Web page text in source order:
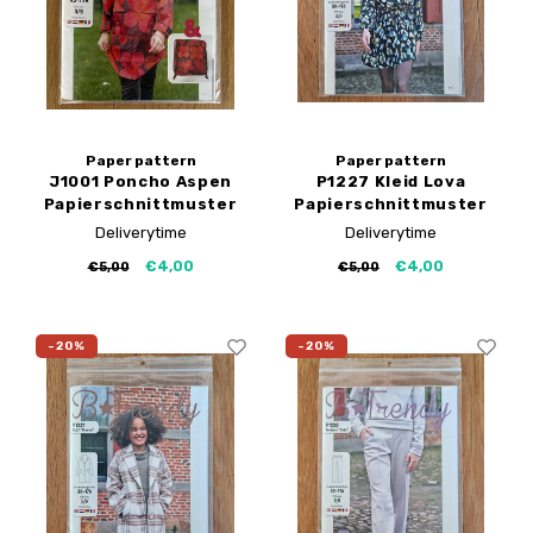
Paper pattern
J1001 Poncho Aspen
Papierschnittmuster
Deliverytime
€5,00 €4,00
Paper pattern
P1227 Kleid Lova
Papierschnittmuster
Deliverytime
€5,00 €4,00
-20% -20%